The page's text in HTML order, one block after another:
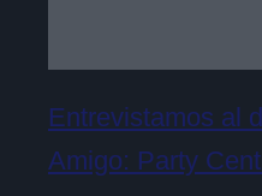
Entrevistamos al
Amigo: Party